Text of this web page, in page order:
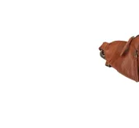
Skladem
21123
Bull
2 roky